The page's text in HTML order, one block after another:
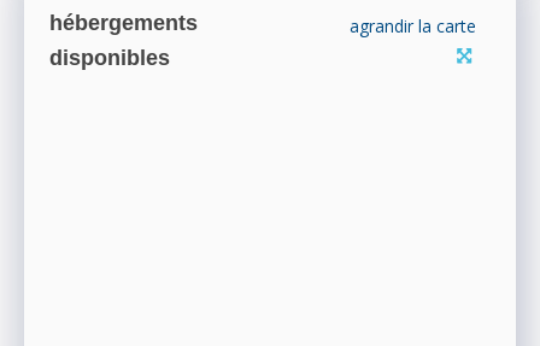
hébergements
disponibles
agrandir la carte